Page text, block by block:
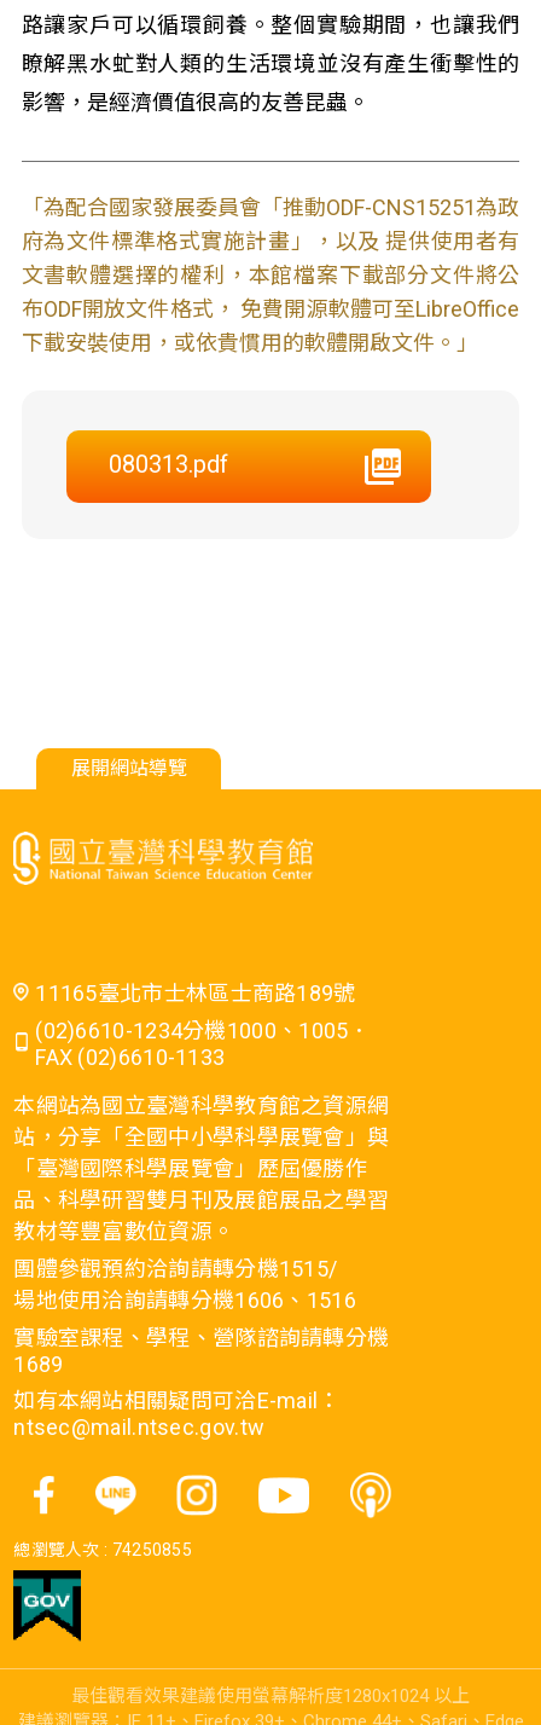
路讓家戶可以循環飼養。整個實驗期間，也讓我們
瞭解黑水虻對人類的生活環境並沒有產生衝擊性的
影響，是經濟價值很高的友善昆蟲。
「為配合國家發展委員會「推動ODF-CNS15251為政
府為文件標準格式實施計畫」，以及 提供使用者有
文書軟體選擇的權利，本館檔案下載部分文件將公
布ODF開放文件格式， 免費開源軟體可至LibreOffice
下載安裝使用，或依貴慣用的軟體開啟文件。」
080313.pdf
展開網站導覽
11165臺北市士林區士商路189號
(02)6610-1234分機1000、1005．
FAX (02)6610-1133
本網站為國立臺灣科學教育館之資源網
站，分享「全國中小學科學展覽會」與
「臺灣國際科學展覽會」歷屆優勝作
品、科學研習雙月刊及展館展品之學習
教材等豐富數位資源。
團體參觀預約洽詢請轉分機1515/
場地使用洽詢請轉分機1606、1516
實驗室課程、學程、營隊諮詢請轉分機
1689
如有本網站相關疑問可洽E-mail：
ntsec@mail.ntsec.gov.tw
總瀏覽人次 : 74250855
最佳觀看效果建議使用螢幕解析度1280x1024 以上